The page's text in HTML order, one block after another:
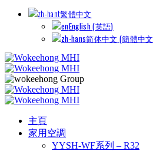
繁體中文
English(英語)
简体中文 (簡體中文
主頁
家用空調
YYSH-WF系列 – R32